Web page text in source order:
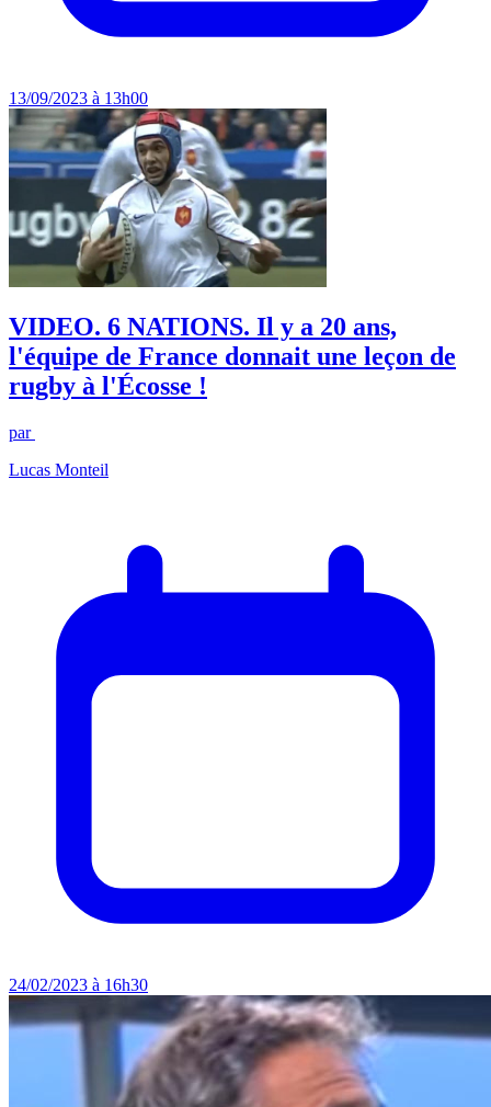
13/09/2023 à 13h00
VIDEO. 6 NATIONS. Il y a 20 ans,
l'équipe de France donnait une leçon de
rugby à l'Écosse !
par
Lucas Monteil
24/02/2023 à 16h30